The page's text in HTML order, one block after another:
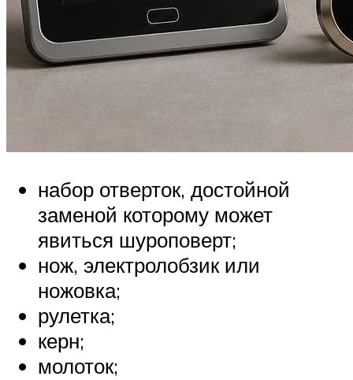
набор отверток, достойной
заменой которому может
явиться шуроповерт;
нож, электролобзик или
ножовка;
рулетка;
керн;
молоток;